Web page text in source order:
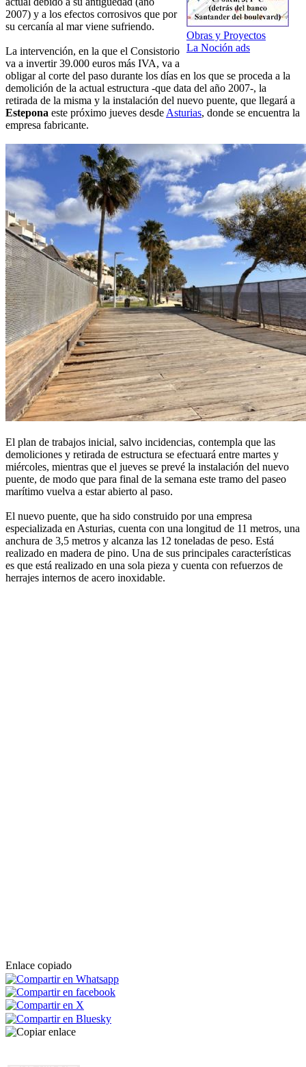
Obras y Proyectos
La Noción ads
2007) y a los efectos corrosivos que por
su cercanía al mar viene sufriendo.
La intervención, en la que el Consistorio
va a invertir 39.000 euros más IVA, va a
obligar al corte del paso durante los días en los que se proceda a la
demolición de la actual estructura -que data del año 2007-, la
retirada de la misma y la instalación del nuevo puente, que llegará a
Estepona este próximo jueves desde Asturias, donde se encuentra la
empresa fabricante.
El plan de trabajos inicial, salvo incidencias, contempla que las
demoliciones y retirada de estructura se efectuará entre martes y
miércoles, mientras que el jueves se prevé la instalación del nuevo
puente, de modo que para final de la semana este tramo del paseo
marítimo vuelva a estar abierto al paso.
El nuevo puente, que ha sido construido por una empresa
especializada en Asturias, cuenta con una longitud de 11 metros, una
anchura de 3,5 metros y alcanza las 12 toneladas de peso. Está
realizado en madera de pino. Una de sus principales características
es que está realizado en una sola pieza y cuenta con refuerzos de
herrajes internos de acero inoxidable.
Enlace copiado